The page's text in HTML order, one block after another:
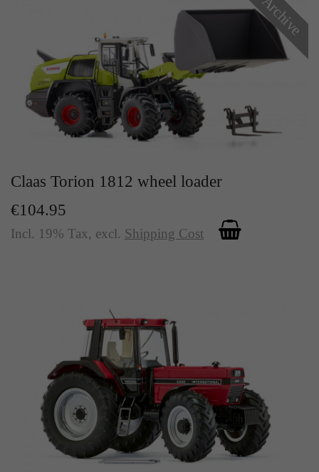
Archive
Claas Torion 1812 wheel loader
€104.95
Incl. 19% Tax, excl. Shipping Cost